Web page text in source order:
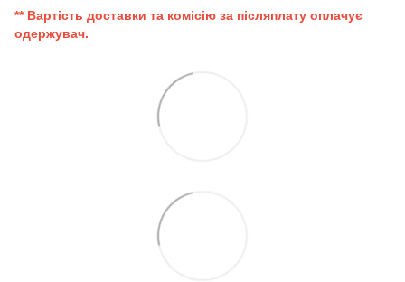
** Вартість доставки та комісію за післяплату оплачує
одержувач.